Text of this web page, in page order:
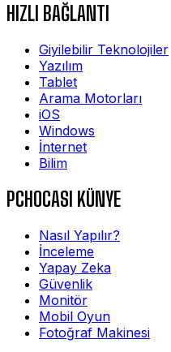
HIZLI BAĞLANTI
Giyilebilir Teknolojiler
Yazılım
Tablet
Arama Motorları
iOS
Windows
İnternet
Bilim
PCHOCASI KÜNYE
Nasıl Yapılır?
İnceleme
Yapay Zeka
Güvenlik
Monitör
Mobil Oyun
Fotoğraf Makinesi